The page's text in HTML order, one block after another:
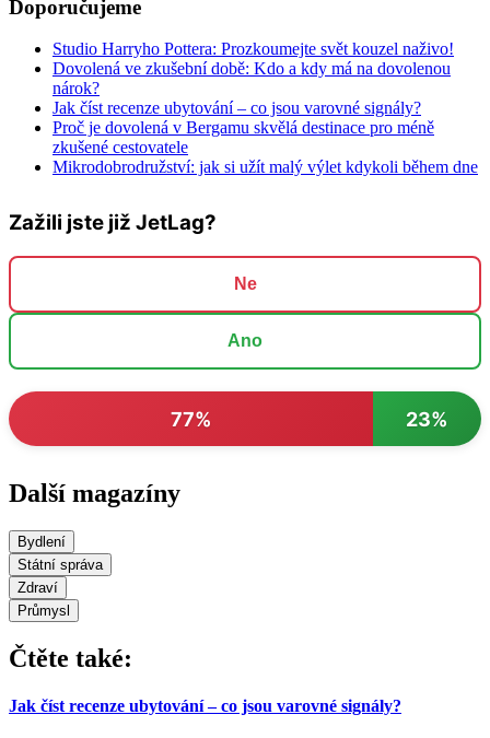
Doporučujeme
Studio Harryho Pottera: Prozkoumejte svět kouzel naživo!
Dovolená ve zkušební době: Kdo a kdy má na dovolenou
nárok?
Jak číst recenze ubytování – co jsou varovné signály?
Proč je dovolená v Bergamu skvělá destinace pro méně
zkušené cestovatele
Mikrodobrodružství: jak si užít malý výlet kdykoli během dne
Zažili jste již JetLag?
Ne
Ano
77% 23%
Další magazíny
Bydlení
Státní správa
Zdraví
Průmysl
Čtěte také:
Jak číst recenze ubytování – co jsou varovné signály?